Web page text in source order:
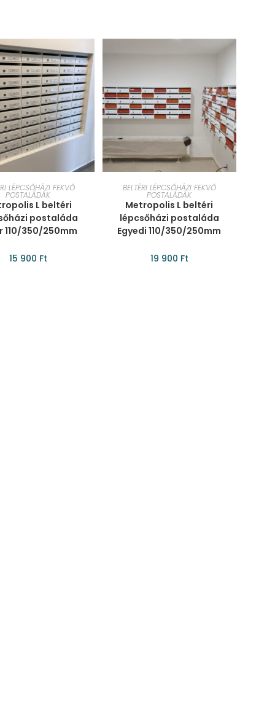
TESZEM
LÉPCSŐHÁZI FEKVŐ
POSTALÁDÁK
L beltéri
postaláda
110/350/250mm
15 900 Ft
KOSÁRBA TESZEM
BELTÉRI LÉPCSŐHÁZI FEKVŐ
POSTALÁDÁK
Metropolis L beltéri
lépcsőházi postaláda
Egyedi 110/350/250mm
19 900 Ft